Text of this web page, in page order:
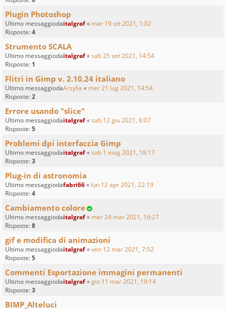
Plugin Photoshop
Ultimo messaggiodaitalgraf« mar 19 ott 2021, 1:02
Risposte:4
Strumento SCALA
Ultimo messaggiodaitalgraf«sab 25 set 2021, 14:54
Risposte: 1
Flitri in Gimp v. 2.10.24 italiano
Ultimo messaggiodaArsylia « mer 21 lug 2021, 14:54
Risposte:2
Errore usando "slice"
Ultimo messaggiodaitalgraf«sab 12 giu 2021, 6:07
Risposte:5
Problemi dpi interfaccia Gimp
Ultimo messaggiodaitalgraf«sab 1 mag 2021, 18:17
Risposte:3
Plug-in di astronomia
Ultimo messaggiodafabri66« lun 12 apr 2021, 22:19
Risposte:4
Cambiamento colore
Ultimo messaggiodaitalgraf« mer 24 mar 2021, 16:27
Risposte:8
gif e modifica di animazioni
Ultimo messaggiodaitalgraf«ven 12 mar 2021, 7:52
Risposte:5
Commenti Esportazione immagini permanenti
Ultimo messaggiodaitalgraf«gio 11 mar 2021, 19:14
Risposte:3
BIMP_Alteluci